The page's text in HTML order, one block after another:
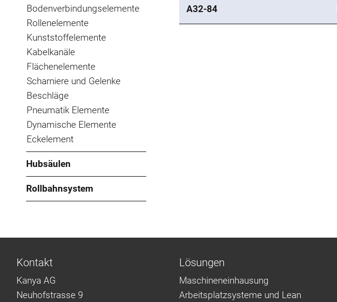
Bodenverbindungselemente
Rollenelemente
Kunststoffelemente
Kabelkanäle
Flächenelemente
Scharniere und Gelenke
Beschläge
Pneumatik Elemente
Dynamische Elemente
Eckelement
Hubsäulen
Rollbahnsystem
A32-84
Kontakt
Kanya AG
Neuhofstrasse 9
Lösungen
Maschineneinhausung
Arbeitsplatzsysteme und Lean